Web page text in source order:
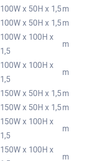
100W x 50H x 1,5m
100W x 50H x 1,5m
100W x 100H x
1,5
m
100W x 100H x
1,5
m
150W x 50H x 1,5m
150W x 50H x 1,5m
150W x 100H x
1,5
m
150W x 100H x
m